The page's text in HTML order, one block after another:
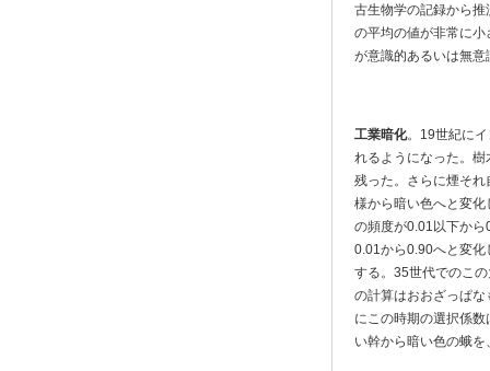
古生物学の記録から
の平均の値が非常に
が意識的あるいは無
工業暗化。19世紀に
れるようになった。
残った。さらに煙そ
様から暗い色へと変
の頻度が0.01以下か
0.01から0.90へと変
する。35世代でのこ
の計算はおおざっぱ
にこの時期の選択係
い幹から暗い色の蛾